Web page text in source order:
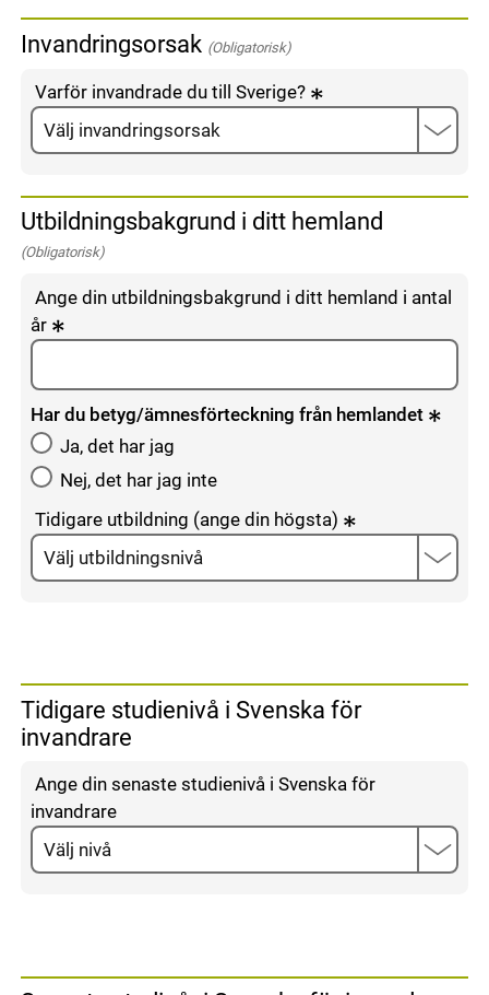
Invandringsorsak (Obligatorisk)
Varför invandrade du till Sverige?
Utbildningsbakgrund i ditt hemland
(Obligatorisk)
Ange din utbildningsbakgrund i ditt hemland i antal
år
Har du betyg/ämnesförteckning från hemlandet
Ja, det har jag
Nej, det har jag inte
Tidigare utbildning (ange din högsta)
Tidigare studienivå i Svenska för
invandrare
Ange din senaste studienivå i Svenska för
invandrare